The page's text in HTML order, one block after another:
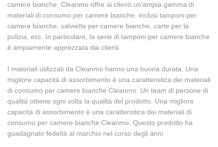
camere bianche Cleanmo offre ai clienti un'ampia gamma di
materiali di consumo per camere bianche, inclusi tamponi per
camere bianche, salviette per camere bianche, carte per la
pulizia, ecc. In particolare, la serie di tamponi per camere bianche
è ampiamente apprezzata dai clienti.
I materiali utilizzati da Cleanmo hanno una buona durata. Una
migliore capacità di assorbimento è una caratteristica dei materiali
di consumo per camere bianche Cleanmo. Un team di persone di
qualità ottiene ogni volta la qualità del prodotto. Una migliore
capacità di assorbimento è una caratteristica dei materiali di
consumo per camere bianche Cleanmo. Questo prodotto ha
guadagnato fedeltà al marchio nel corso degli anni